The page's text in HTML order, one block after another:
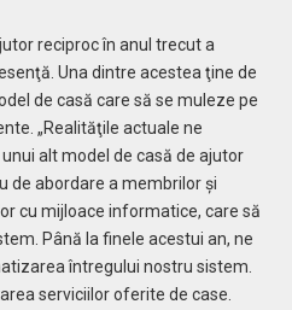
reciproc în anul trecut a
Una dintre acestea ţine de
de casă care să se muleze pe
„Realităţile actuale ne
alt model de casă de ajutor
de abordare a membrilor şi
cu mijloace informatice, care să
Până la finele acestui an, ne
întregului nostru sistem.
serviciilor oferite de case.